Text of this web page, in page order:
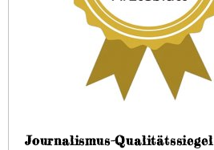
Journalismus-Qualitätssiegel